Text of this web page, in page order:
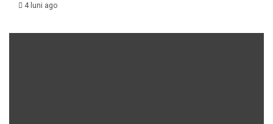
4 luni ago